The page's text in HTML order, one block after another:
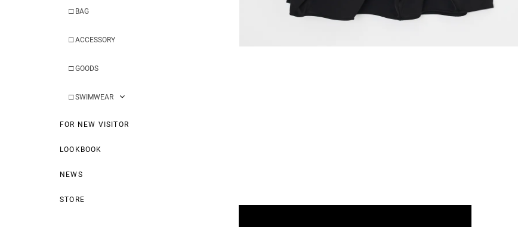
□ BAG
□ ACCESSORY
□ GOODS
□ SWIMWEAR
FOR NEW VISITOR
LOOKBOOK
NEWS
STORE